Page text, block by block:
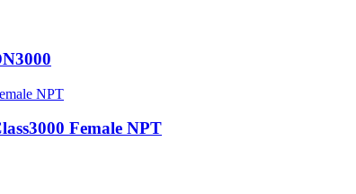
Female NPT